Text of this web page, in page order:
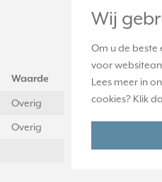
Wij
Om u de beste
voor
Lees meer in
cookies? Klik
Waarde
Overig
Overig